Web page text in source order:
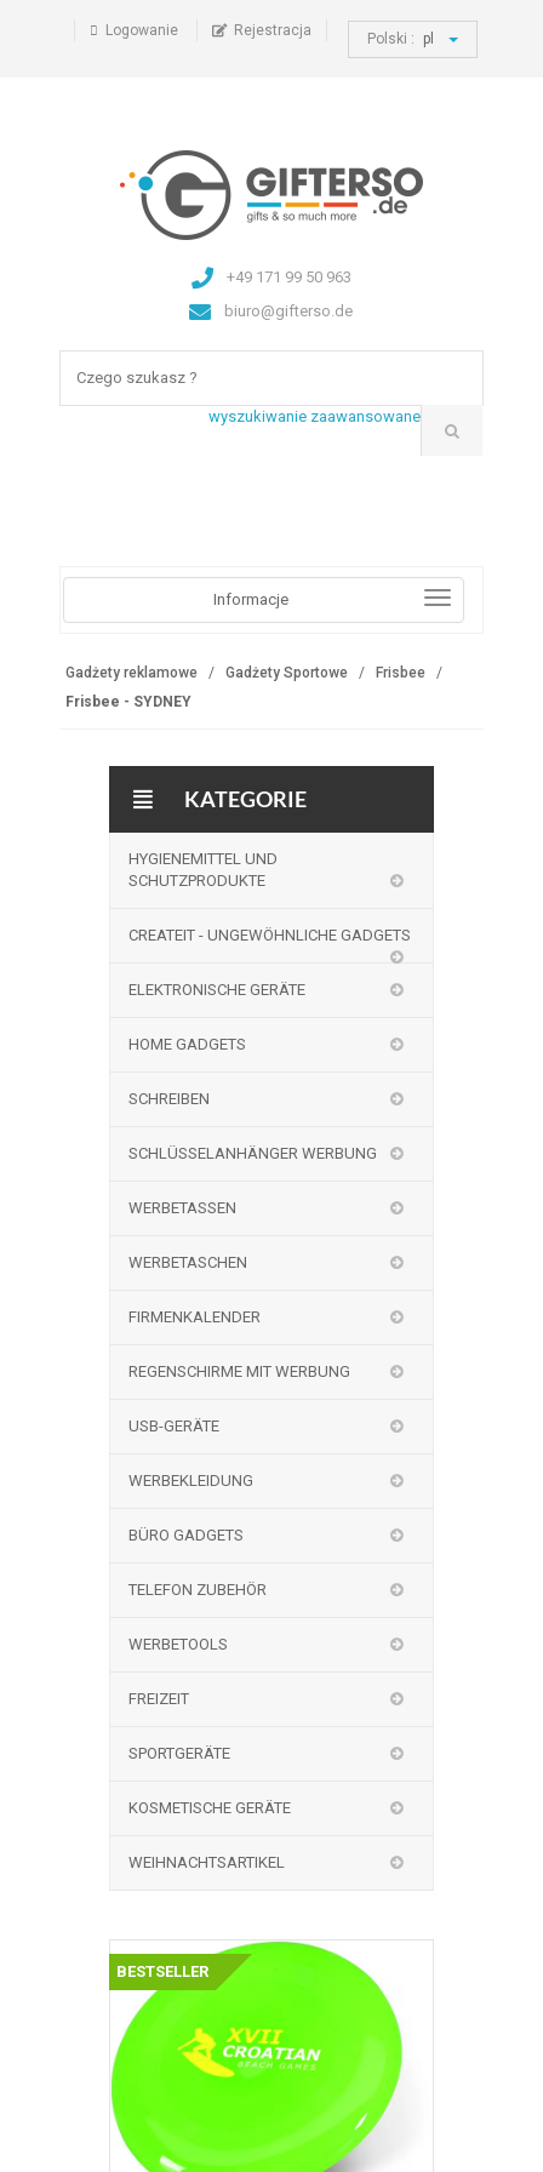
Logowanie Rejestracja Polski : pl
+49 171 99 50 963
biuro@gifterso.de
wyszukiwanie zaawansowane
Informacje
Gadżety reklamowe Gadżety Sportowe
Frisbee
Frisbee - SYDNEY
KATEGORIE
HYGIENEMITTEL UND
SCHUTZPRODUKTE
CREATEIT - UNGEWÖHNLICHE GADGETS
ELEKTRONISCHE GERÄTE
HOME GADGETS
SCHREIBEN
SCHLÜSSELANHÄNGER WERBUNG
WERBETASSEN
WERBETASCHEN
FIRMENKALENDER
REGENSCHIRME MIT WERBUNG
USB-GERÄTE
WERBEKLEIDUNG
BÜRO GADGETS
TELEFON ZUBEHÖR
WERBETOOLS
FREIZEIT
SPORTGERÄTE
KOSMETISCHE GERÄTE
WEIHNACHTSARTIKEL
BESTSELLER